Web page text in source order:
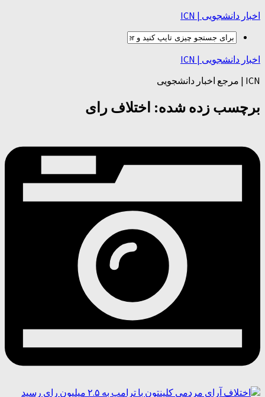
اخبار دانشجویی | ICN
اخبار دانشجویی | ICN
ICN | مرجع اخبار دانشجویی
برچسب زده شده: اختلاف رای